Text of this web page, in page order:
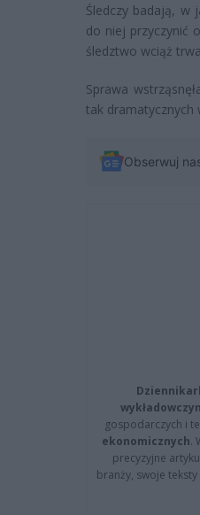
Śledczy badają, w
do niej przyczynić
śledztwo wciąż
Sprawa
tak dramatycznych
Obserwuj
gospodarczych i
ekonomicznych.
precyzyjne
branży, swoje